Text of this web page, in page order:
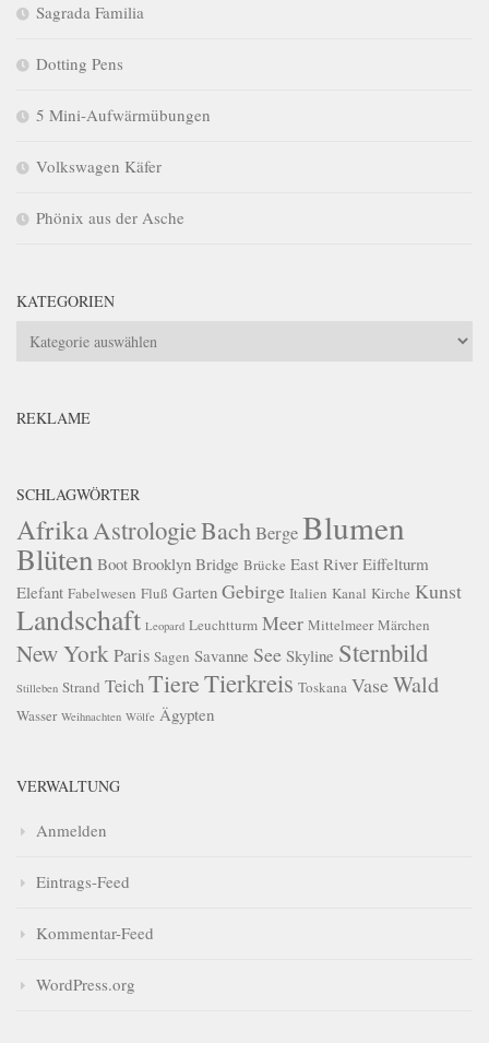
Sagrada Familia
Dotting Pens
5 Mini-Aufwärmübungen
Volkswagen Käfer
Phönix aus der Asche
KATEGORIEN
Kategorien
REKLAME
SCHLAGWÖRTER
AfrikaAstrologieBachBergeBlumen
Blüten Boot Brooklyn Bridge Brücke East River Eiffelturm
Elefant Fabelwesen Fluß Garten Gebirge Italien Kanal Kirche Kunst
Landschaft Leopard Leuchtturm Meer Mittelmeer Märchen
New YorkParis Sagen Savanne See Skyline Sternbild
Stilleben Strand TeichTiereTierkreis Toskana VaseWald
Wasser Weihnachten Wölfe Ägypten
VERWALTUNG
Anmelden
Eintrags-Feed
Kommentar-Feed
WordPress.org